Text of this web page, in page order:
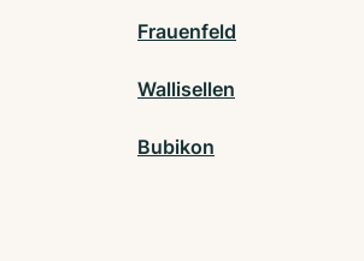
Frauenfeld
Wallisellen
Bubikon